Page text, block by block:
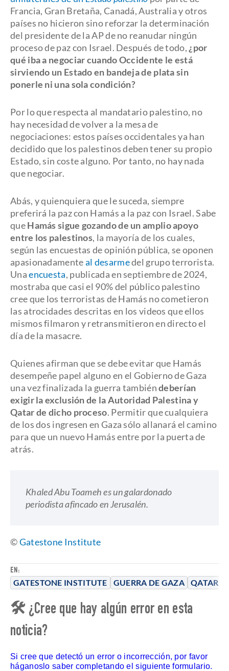
EN:
GATESTONE INSTITUTE GUERRA DE GAZA QATAR
Francia, Gran Bretaña, Canadá, Australia y otros
países no hicieron sino reforzar la determinación
del presidente de la AP de no reanudar ningún
proceso de paz con Israel. Después de todo, ¿por
qué iba a negociar cuando Occidente le está
sirviendo un Estado en bandeja de plata sin
ponerle ni una sola condición?
Por lo que respecta al mandatario palestino, no
hay necesidad de volver a la mesa de
negociaciones: estos países occidentales ya han
decidido que los palestinos deben tener su propio
Estado, sin coste alguno. Por tanto, no hay nada
que negociar.
Abás, y quienquiera que le suceda, siempre
preferirá la paz con Hamás a la paz con Israel. Sabe
queHamás sigue gozando de un amplio apoyo
entre los palestinos, la mayoría de los cuales,
según las encuestas de opinión pública, se oponen
apasionadamenteal desarmedel grupo terrorista.
Unaencuesta, publicada en septiembre de 2024,
mostraba que casi el 90% del público palestino
cree que los terroristas de Hamás no cometieron
las atrocidades descritas en los videos que ellos
mismos filmaron y retransmitieron en directo el
día de la masacre.
Quienes afirman que se debe evitar que Hamás
desempeñe papel alguno en el Gobierno de Gaza
una vez finalizada la guerra tambiéndeberían
exigir la exclusión de la Autoridad Palestina y
Qatar de dicho proceso. Permitir que cualquiera
de los dos ingresen en Gaza sólo allanará el camino
para que un nuevo Hamás entre por la puerta de
atrás.
Khaled Abu Toameh es un galardonado
periodista afincado en Jerusalén.
©Gatestone Institute
🛠 ¿Cree que hay algún error en esta
noticia?
Si cree que detectó un error o incorrección, por favor
háganoslo saber completando el siguiente formulario.